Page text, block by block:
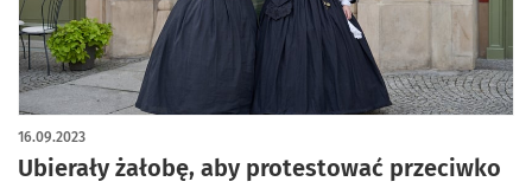
Ubierały żałobę, aby protestować przeciwko
16.09.2023